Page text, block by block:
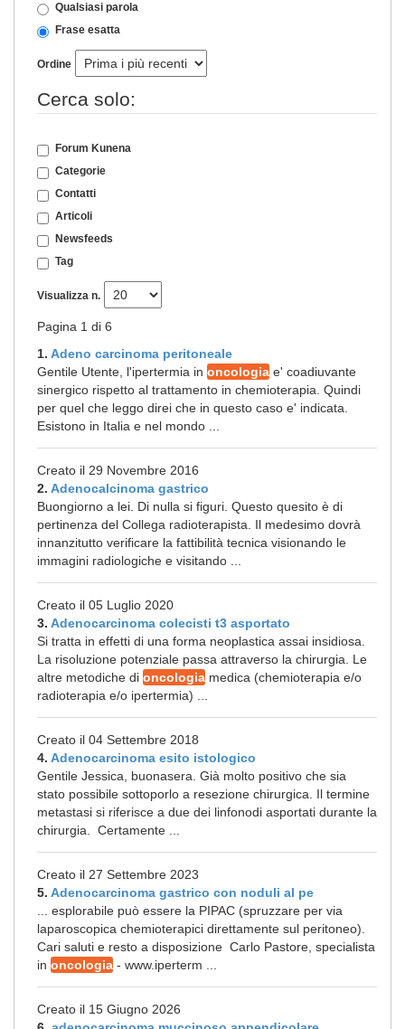
Qualsiasi parola
Frase esatta
Ordine
Cerca solo:
Forum Kunena
Categorie
Contatti
Articoli
Newsfeeds
Tag
Visualizza n.
Pagina 1 di 6
1. Adeno carcinoma peritoneale
Gentile Utente, l'ipertermia in oncologia e' coadiuvante
sinergico rispetto al trattamento in chemioterapia. Quindi
per quel che leggo direi che in questo caso e' indicata.
Esistono in Italia e nel mondo ...
Creato il 29 Novembre 2016
2. Adenocalcinoma gastrico
Buongiorno a lei. Di nulla si figuri. Questo quesito è di
pertinenza del Collega radioterapista. Il medesimo dovrà
innanzitutto verificare la fattibilità tecnica visionando le
immagini radiologiche e visitando ...
Creato il 05 Luglio 2020
3. Adenocarcinoma colecisti t3 asportato
Si tratta in effetti di una forma neoplastica assai insidiosa.
La risoluzione potenziale passa attraverso la chirurgia. Le
altre metodiche di oncologia medica (chemioterapia e/o
radioterapia e/o ipertermia) ...
Creato il 04 Settembre 2018
4. Adenocarcinoma esito istologico
Gentile Jessica, buonasera. Già molto positivo che sia
stato possibile sottoporlo a resezione chirurgica. Il termine
metastasi si riferisce a due dei linfonodi asportati durante la
chirurgia. Certamente ...
Creato il 27 Settembre 2023
5. Adenocarcinoma gastrico con noduli al pe
... esplorabile può essere la PIPAC (spruzzare per via
laparoscopica chemioterapici direttamente sul peritoneo).
Cari saluti e resto a disposizione Carlo Pastore, specialista
in oncologia - www.iperterm ...
Creato il 15 Giugno 2026